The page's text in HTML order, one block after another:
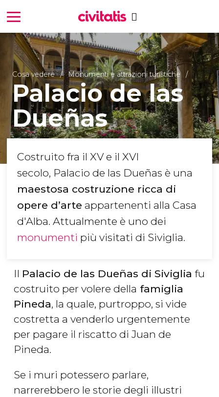
Cosa vedere Monumenti e attrazioni turistiche
Palacio de las
Dueñas
Costruito fra il XV e il XVI
secolo, Palacio de las Dueñas è una
maestosa costruzione ricca di
opere d’arte appartenenti alla Casa
d'Alba. Attualmente è uno dei
monumenti più visitati di Siviglia.
Il Palacio de las Dueñas di Siviglia fu
costruito per volere della famiglia
Pineda, la quale, purtroppo, si vide
costretta a venderlo urgentemente
per pagare il riscatto di Juan de
Pineda.
Se i muri potessero parlare,
narrerebbero le storie degli illustri